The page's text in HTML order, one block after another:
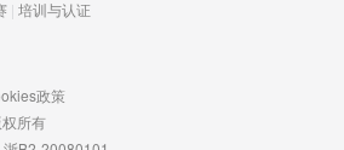
| 培训与认证
政策
所有